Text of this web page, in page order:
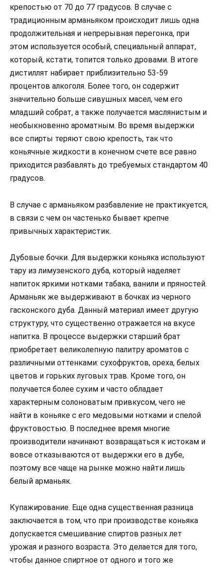
крепостью от 70 до 77 градусов. В случае с
традиционным арманьяком происходит лишь одна
продолжительная и непрерывная перегонка, при
этом используется особый, специальный аппарат,
который, кстати, топится только дровами. В итоге
дистиллят набирает приблизительно 53-59
процентов алкоголя. Более того, он содержит
значительно больше сивушных масел, чем его
младший собрат, а также получается маслянистым и
необыкновенно ароматным. Во время выдержки
все спирты теряют свою крепость, так что
коньячные жидкости в конечном счете все равно
приходится разбавлять до требуемых стандартом 40
градусов.
В случае с арманьяком разбавление не практикуется,
в связи с чем он частенько бывает крепче
привычных характеристик.
Дубовые бочки. Для выдержки коньяка используют
тару из лимузенского дуба, который наделяет
напиток яркими нотками табака, ванили и пряностей.
Арманьяк же выдерживают в бочках из черного
гасконского дуба. Данный материал имеет другую
структуру, что существенно отражается на вкусе
напитка. В процессе выдержки старший брат
приобретает великолепную палитру ароматов с
различными оттенками: сухофруктов, ореха, белых
цветов и горьких луговых трав. Кроме того, он
получается более сухим и часто обладает
характерным солоноватым привкусом, чего не
найти в коньяке с его медовыми нотками и спелой
фруктовостью. В последнее время многие
производители начинают возвращаться к истокам и
вовсе отказываются от выдержки его в дубе,
поэтому все чаще на рынке можно найти лишь
белый арманьяк.
Купажирование. Еще одна существенная разница
заключается в том, что при производстве коньяка
допускается смешивание спиртов разных лет
урожая и разного возраста. Это делается для того,
чтобы данное спиртное от одного и того же